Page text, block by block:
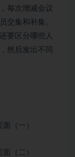
每次增减会议
交集和补集。
要区分哪些人
然后发出不同
（一）
（二）